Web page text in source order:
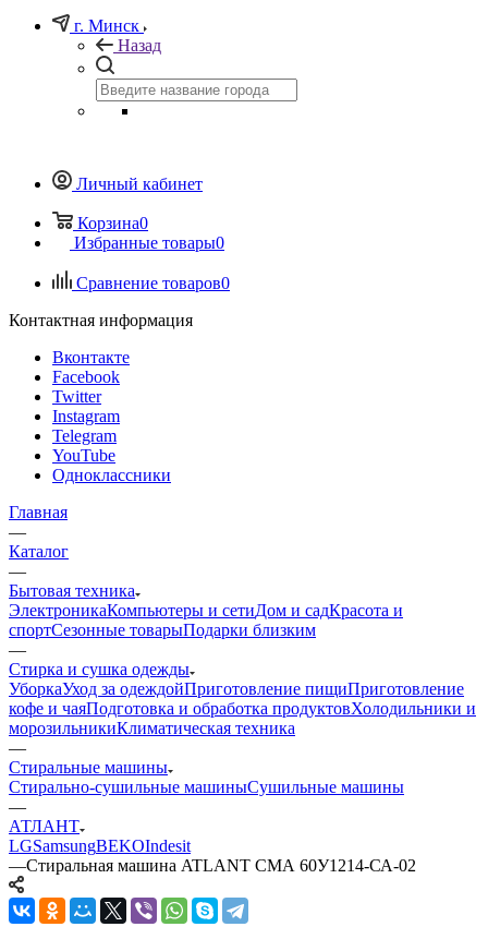
г. Минск
Назад
Личный кабинет
Корзина0
Избранные товары0
Сравнение товаров0
Контактная информация
Вконтакте
Facebook
Twitter
Instagram
Telegram
YouTube
Одноклассники
Главная
—
Каталог
—
Бытовая техника
ЭлектроникаКомпьютеры и сетиДом и садКрасота и
спортСезонные товарыПодарки близким
—
Стирка и сушка одежды
УборкаУход за одеждойПриготовление пищиПриготовление
кофе и чаяПодготовка и обработка продуктовХолодильники и
морозильникиКлиматическая техника
—
Стиральные машины
Стирально-сушильные машиныСушильные машины
—
АТЛАНТ
LGSamsungBEKOIndesit
—Стиральная машина ATLANT СМА 60У1214-СА-02